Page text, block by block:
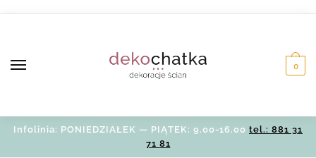
0
Infolinia: PONIEDZIAŁEK — PIĄTEK: 9.00-16.00 tel.: 881 31
71 81